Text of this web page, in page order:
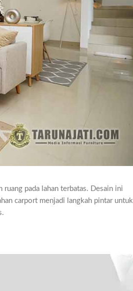
ruang pada lahan terbatas. Desain ini
carport menjadi langkah pintar untuk